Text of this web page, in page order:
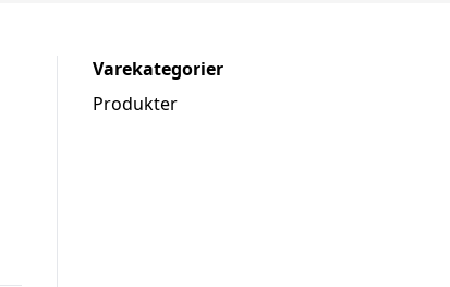
Varekategorier
Produkter